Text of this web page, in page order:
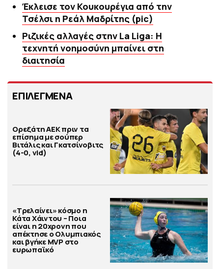
Έκλεισε τον Κουκουρέγια από την
Τσέλσι η Ρεάλ Μαδρίτης (pic)
Ριζικές αλλαγές στην La Liga: Η
τεχνητή νοημοσύνη μπαίνει στη
διαιτησία
ΕΠΙΛΕΓΜΕΝΑ
Ορεξάτη ΑΕΚ πριν τα
επίσημα με σούπερ
Βιτάλις και Γκατσίνοβιτς
(4-0, vid)
«Τρελαίνει» κόσμο η
Κάτα Χάιντου – Ποια
είναι η 20χρονη που
απέκτησε ο Ολυμπιακός
και βγήκε MVP στο
ευρωπαϊκό